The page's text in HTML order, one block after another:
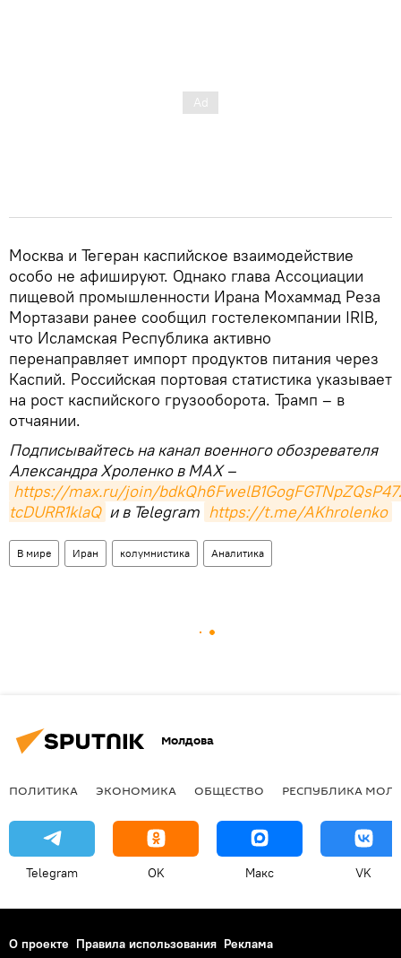
Москва и Тегеран каспийское взаимодействие
особо не афишируют. Однако глава Ассоциации
пищевой промышленности Ирана Мохаммад Реза
Мортазави ранее сообщил гостелекомпании IRIB,
что Исламская Республика активно
перенаправляет импорт продуктов питания через
Каспий. Российская портовая статистика указывает
на рост каспийского грузооборота. Трамп – в
отчаянии.
Подписывайтесь на канал военного обозревателя
Александра Хроленко в MAX –
https://max.ru/join/
tcDURR1klaQ и в Telegram https://t.me/AKhrolenko
В мире Иран колумнистика Аналитика
Молдова
ПОЛИТИКА ЭКОНОМИКА ОБЩЕСТВО РЕСПУБЛИКА
Telegram OK Макс VK
О проекте Правила использования Реклама